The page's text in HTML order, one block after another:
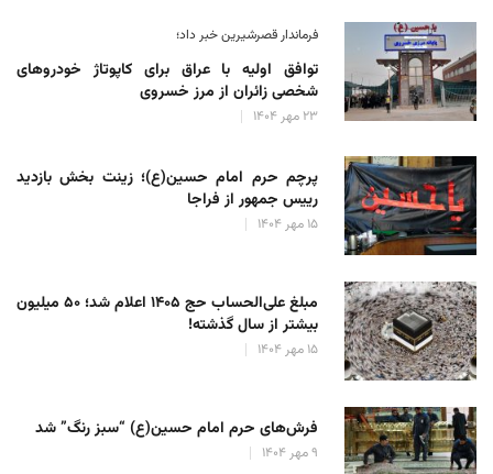
فرماندار قصرشیرین خبر داد؛
توافق اولیه با عراق برای کاپوتاژ خودروهای
شخصی زائران از مرز خسروی
۲۳ مهر ۱۴۰۴
پرچم حرم امام حسین(ع)؛ زینت بخش بازدید
رییس جمهور از فراجا
۱۵ مهر ۱۴۰۴
مبلغ علی‌الحساب حج ۱۴۰۵ اعلام شد؛ ۵۰ میلیون
بیشتر از سال گذشته!
۱۵ مهر ۱۴۰۴
فرش‌های حرم امام حسین(ع) “سبز رنگ” شد
۹ مهر ۱۴۰۴